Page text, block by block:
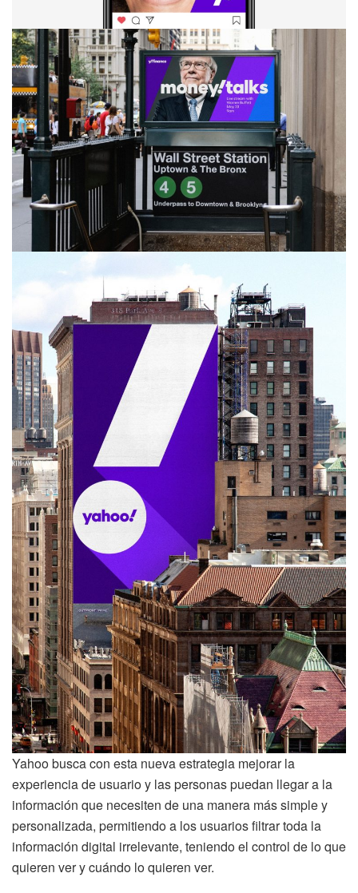
Yahoo busca con esta nueva estrategia mejorar la
experiencia de usuario y las personas puedan llegar a la
información que necesiten de una manera más simple y
personalizada, permitiendo a los usuarios filtrar toda la
información digital irrelevante, teniendo el control de lo que
quieren ver y cuándo lo quieren ver.